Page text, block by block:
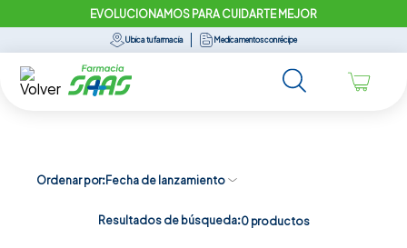
EVOLUCIONAMOS PARA CUIDARTE MEJOR
Ubica tu farmacia Medicamentos con récipe
Ordenar por Fecha de lanzamiento
Resultados de búsqueda:0 productos